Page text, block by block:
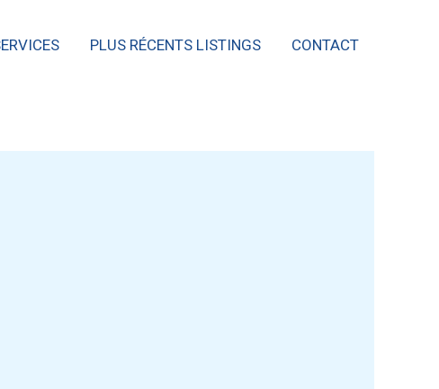
PLUS RÉCENTS LISTINGS CONTACT